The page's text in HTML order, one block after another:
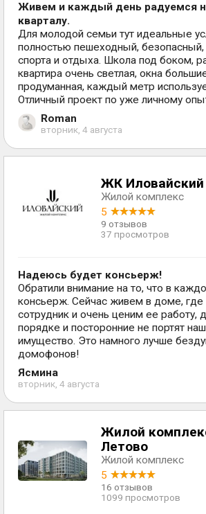
Живем и каждый день радуемся
кварталу.
Для молодой семьи тут идеальные
полностью пешеходный,
спорта и отдыха. Школа под боком,
квартира очень светлая, окна
продуманная, каждый метр
Отличный проект по уже личному
Roman
вторник, 4 августа
ЖК Иловайский
Жилой комплекс
5
9 отзывов
37 просмотров
Надеюсь будет консьерж!
Обратили внимание на то, что в
консьерж. Сейчас живем в доме, где
сотрудник и очень ценим ее работу,
порядке и посторонние не портят
имущество. Это намного лучше
домофонов!
Ясмина
вторник, 4 августа
Жилой
Летово
Жилой комплекс
5
16 отзывов
1099 просмотров